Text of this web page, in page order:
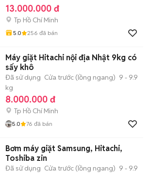
13.000.000 đ
Tp Hồ Chí Minh
5.0 256 đã bán
Máy giặt Hitachi nội địa Nhật 9kg có
sấy khô
Đã sử dụng Cửa trước (lồng ngang) 9 - 9.9
kg
8.000.000 đ
Tp Hồ Chí Minh
5.0 76 đã bán
Bơm máy giặt Samsung, Hitachi,
Toshiba zin
Đã sử dụng Cửa trước (lồng ngang) 9 - 9.9